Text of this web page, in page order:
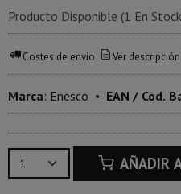
Producto Disponible (1 En
Costes de envío Ver descripción
Marca: Enesco • EAN / Cod.
AÑADIR